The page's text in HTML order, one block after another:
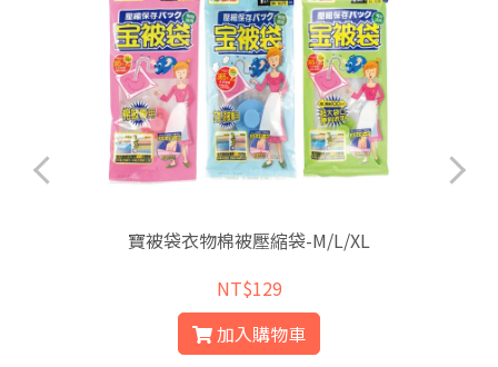
寶被袋衣物棉被壓縮袋-M/L/XL
NT$129
加入購物車